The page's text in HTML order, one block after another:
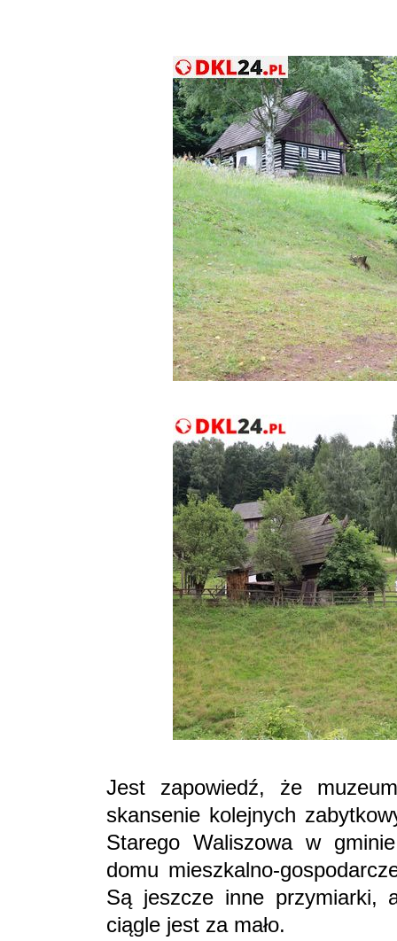
Jest zapowiedź, że
skansenie kolejnych
Starego Waliszowa w
domu mieszkalno-
Są jeszcze inne przymiarki,
ciągle jest za mało.